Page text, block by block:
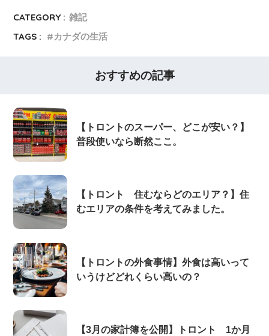
CATEGORY : 雑記
TAGS :
カナダの生活
おすすめの記事
【トロントのスーパー、どこが安い？】
普段使いなら断然ここ。
【トロント 住むならどのエリア？】住
むエリアの条件を考えてみました。
【トロントの外食事情】外食は高いって
いうけどどれくらい高いの？
【3月の家計簿を公開】トロント 1か月